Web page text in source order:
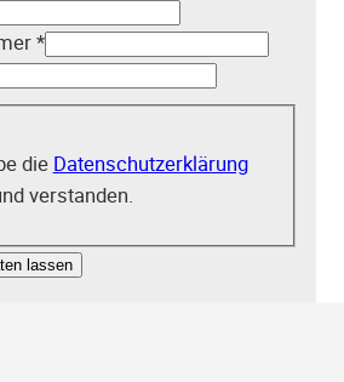
*
die Datenschutzerklärung
verstanden.
lassen